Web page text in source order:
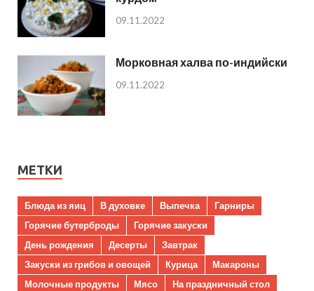
09.11.2022
Морковная халва по-индийски
09.11.2022
МЕТКИ
Блюда из яиц В духовке Выпечка
Гарниры
Горячие бутерброды
Горячие закуски
День рождения
Десерты
Завтрак
Закуски из грибов и овощей
Курица
Макароны
Молочные продукты
Мясо
На праздничный стол